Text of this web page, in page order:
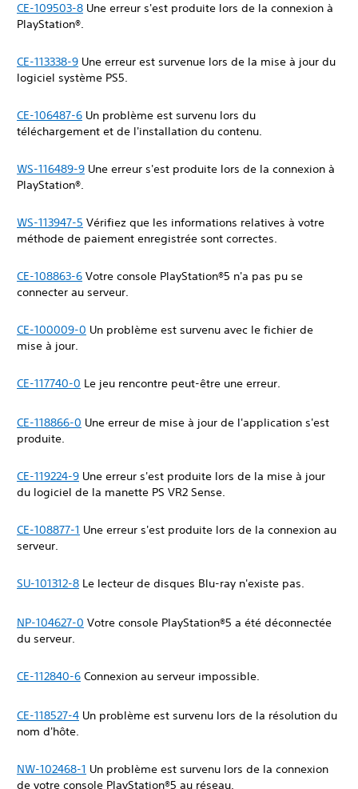
CE-109503-8 Une erreur s'est produite lors de la connexion à
PlayStation®.
CE-113338-9 Une erreur est survenue lors de la mise à jour du
logiciel système PS5.
CE-106487-6 Un problème est survenu lors du
téléchargement et de l'installation du contenu.
WS-116489-9 Une erreur s'est produite lors de la connexion à
PlayStation®.
WS-113947-5 Vérifiez que les informations relatives à votre
méthode de paiement enregistrée sont correctes.
CE-108863-6 Votre console PlayStation®5 n'a pas pu se
connecter au serveur.
CE-100009-0 Un problème est survenu avec le fichier de
mise à jour.
CE-117740-0 Le jeu rencontre peut-être une erreur.
CE-118866-0 Une erreur de mise à jour de l'application s'est
produite.
CE-119224-9 Une erreur s'est produite lors de la mise à jour
du logiciel de la manette PS VR2 Sense.
CE-108877-1 Une erreur s'est produite lors de la connexion au
serveur.
SU-101312-8 Le lecteur de disques Blu-ray n'existe pas.
NP-104627-0 Votre console PlayStation®5 a été déconnectée
du serveur.
CE-112840-6 Connexion au serveur impossible.
CE-118527-4 Un problème est survenu lors de la résolution du
nom d'hôte.
NW-102468-1 Un problème est survenu lors de la connexion
de votre console PlayStation®5 au réseau.